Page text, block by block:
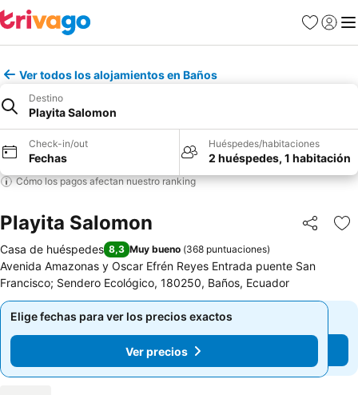
Favoritos
Iniciar
Ver todos los alojamientos en Baños
Destino
Playita Salomon
Check-in/out
Fechas
Huéspedes/habitaciones
2 huéspedes, 1 habitación
Cómo los pagos afectan nuestro ranking
Playita Salomon Compartir
Casa de huéspedes 8,3 Muy bueno (368 puntuaciones)
Avenida Amazonas y Oscar Efrén Reyes Entrada puente San
Francisco; Sendero Ecológico, 180250, Baños, Ecuador
Elige fechas para ver los precios exactos
Ver precios
Elige fechas para ver los precios exactos
Ver precios